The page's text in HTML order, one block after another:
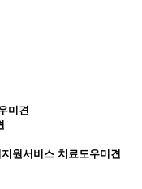
미견
원서비스 치료도우미견